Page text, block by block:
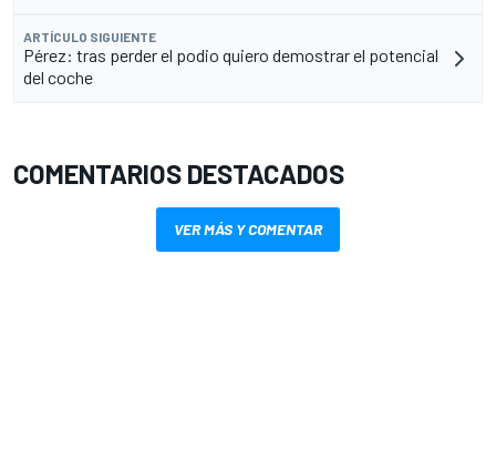
ARTÍCULO SIGUIENTE
Pérez: tras perder el podio quiero demostrar el potencial
del coche
COMENTARIOS DESTACADOS
VER MÁS Y COMENTAR